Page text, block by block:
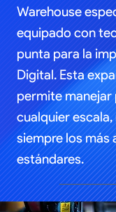
Warehouse
equipado con
punta para la
Digital. Esta
permite
cualquier
siempre los más
estándares.